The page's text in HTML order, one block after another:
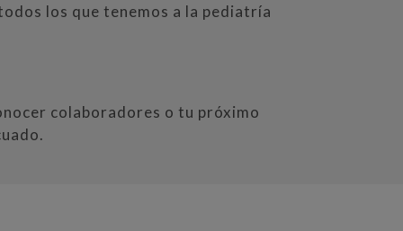
los que tenemos a la pediatría
colaboradores o tu próximo